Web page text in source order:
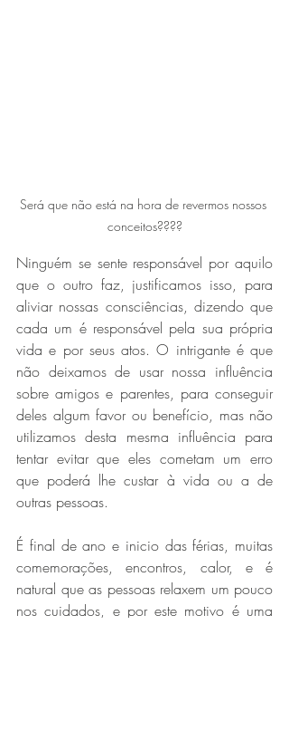
Será que não está na hora de revermos nossos
conceitos????
Ninguém se sente responsável por aquilo
que o outro faz, justificamos isso, para
aliviar nossas consciências, dizendo que
cada um é responsável pela sua própria
vida e por seus atos. O intrigante é que
não deixamos de usar nossa influência
sobre amigos e parentes, para conseguir
deles algum favor ou benefício, mas não
utilizamos desta mesma influência para
tentar evitar que eles cometam um erro
que poderá lhe custar à vida ou a de
outras pessoas.
É final de ano e inicio das férias, muitas
comemorações, encontros, calor, e é
natural que as pessoas relaxem um pouco
nos cuidados, e por este motivo é uma